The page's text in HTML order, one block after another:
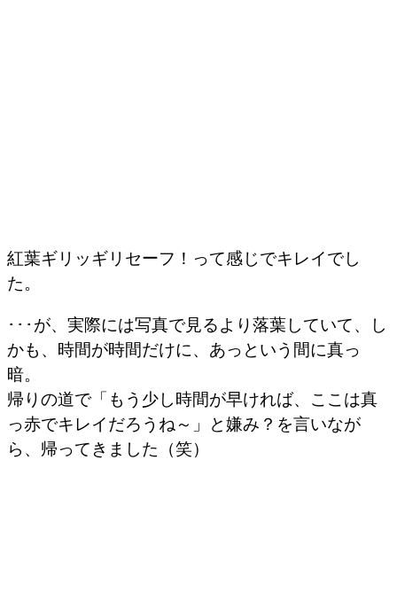
紅葉ギリッギリセーフ！って感じでキレイでし
た。
･･･が、実際には写真で見るより落葉していて、し
かも、時間が時間だけに、あっという間に真っ
暗。
帰りの道で「もう少し時間が早ければ、ここは真
っ赤でキレイだろうね～」と嫌み？を言いなが
ら、帰ってきました（笑）